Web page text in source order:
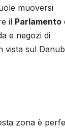
muoversi
il Parlamento
e negozi di
vista sul
zona è